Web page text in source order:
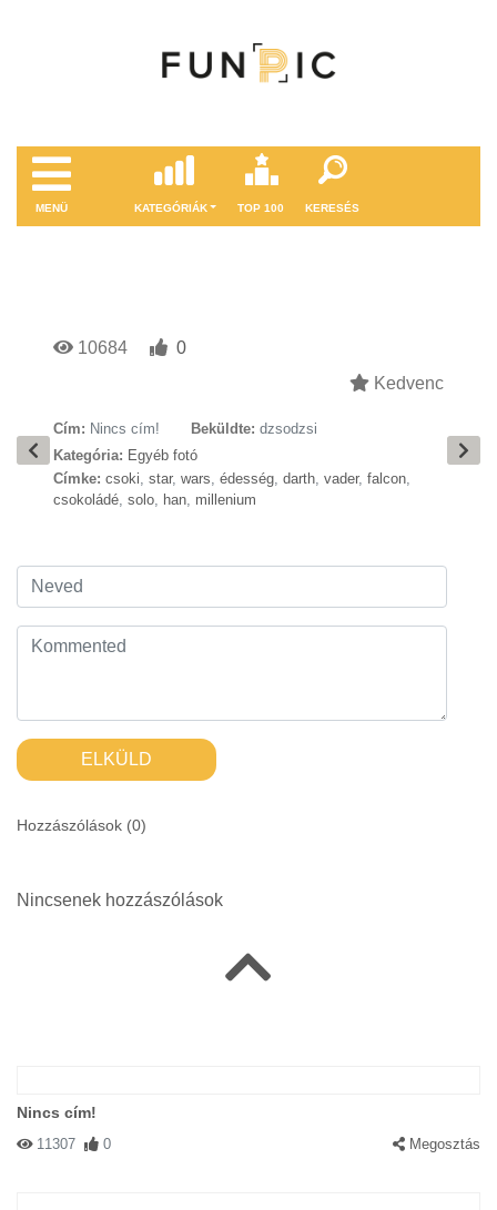
MENÜ KATEGÓRIÁK TOP 100 KERESÉS
10684
0
Kedvenc
Cím: Nincs cím! Beküldte: dzsodzsi
Kategória: Egyéb fotó
Címke: csoki, star, wars, édesség, darth, vader, falcon,
csokoládé, solo, han, millenium
ELKÜLD
Hozzászólások (0)
Nincsenek hozzászólások
Nincs cím!
11307 0 Megosztás